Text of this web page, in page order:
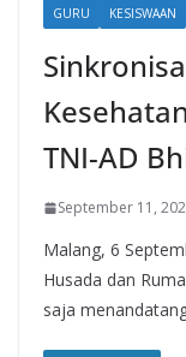
GURU KESISWAAN
TNI-AD
September 11,
Malang, 6
Husada dan
saja